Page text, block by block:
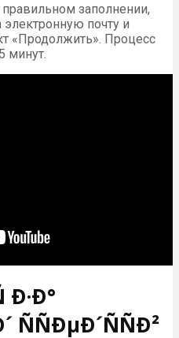
заполнении,
почту и
«Продолжить». Процесс
минут.
ÑÑÐµÐ´ÑÑÐ²